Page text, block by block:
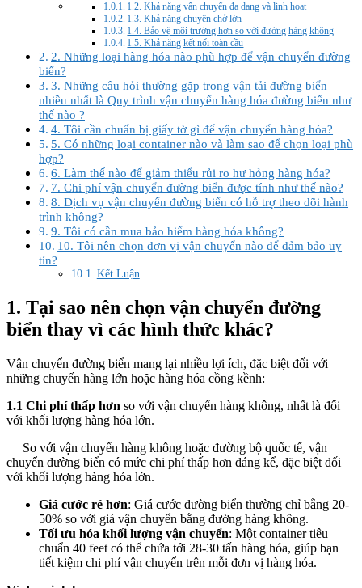
1.2. Khả năng vận chuyển đa dạng và linh hoạt
1.3. Khả năng chuyên chở lớn
1.4. Bảo vệ môi trường hơn so với đường hàng không
1.5. Khả năng kết nối toàn cầu
2. Những loại hàng hóa nào phù hợp để vận chuyển đường
biển?
3. Những câu hỏi thường gặp trong vận tải đường biển
nhiều nhất là Quy trình vận chuyển hàng hóa đường biển như
thế nào ?
4. Tôi cần chuẩn bị giấy tờ gì để vận chuyển hàng hóa?
5. Có những loại container nào và làm sao để chọn loại phù
hợp?
6. Làm thế nào để giảm thiểu rủi ro hư hỏng hàng hóa?
7. Chi phí vận chuyển đường biển được tính như thế nào?
8. Dịch vụ vận chuyển đường biển có hỗ trợ theo dõi hành
trình không?
9. Tôi có cần mua bảo hiểm hàng hóa không?
10. Tôi nên chọn đơn vị vận chuyển nào để đảm bảo uy
tín?
Kết Luận
1. Tại sao nên chọn vận chuyển đường
biển thay vì các hình thức khác?
Vận chuyển đường biển mang lại nhiều lợi ích, đặc biệt đối với
những chuyến hàng lớn hoặc hàng hóa cồng kềnh:
1.1 Chi phí thấp hơn so với vận chuyển hàng không, nhất là đối
với khối lượng hàng hóa lớn.
So với vận chuyển hàng không hoặc đường bộ quốc tế, vận
chuyển đường biển có mức chi phí thấp hơn đáng kể, đặc biệt đối
với khối lượng hàng hóa lớn.
Giá cước rẻ hơn: Giá cước đường biển thường chỉ bằng 20-
50% so với giá vận chuyển bằng đường hàng không.
Tối ưu hóa khối lượng vận chuyển: Một container tiêu
chuẩn 40 feet có thể chứa tới 28-30 tấn hàng hóa, giúp bạn
tiết kiệm chi phí vận chuyển trên mỗi đơn vị hàng hóa.